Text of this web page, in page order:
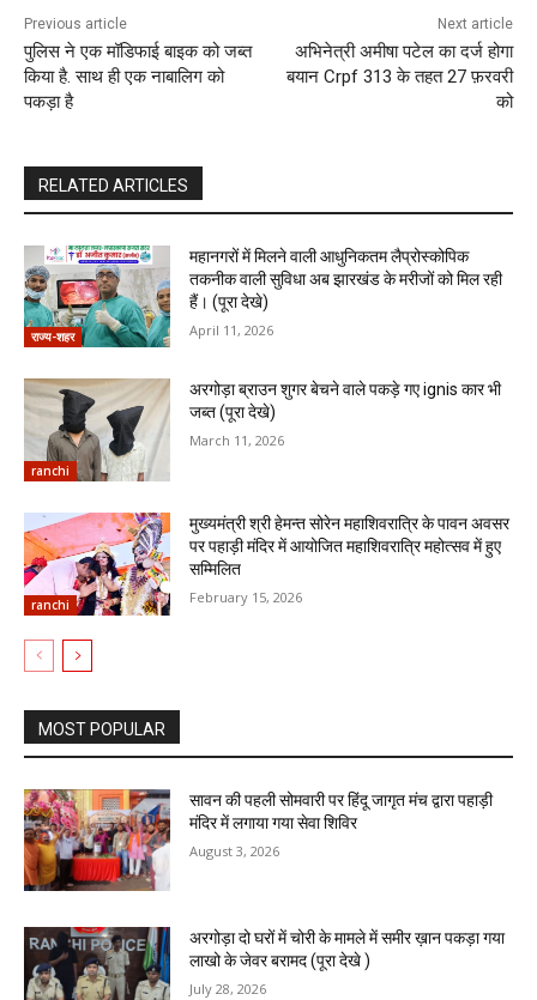
Previous article
पुलिस ने एक मॉडिफाई बाइक को जब्त
किया है. साथ ही एक नाबालिग को
पकड़ा है
Next article
अभिनेत्री अमीषा पटेल का दर्ज होगा
बयान Crpf 313 के तहत 27 फ़रवरी
को
RELATED ARTICLES
राज्य-शहर
महानगरों में मिलने वाली आधुनिकतम लैप्रोस्कोपिक
तकनीक वाली सुविधा अब झारखंड के मरीजों को मिल रही
हैं। (पूरा देखे)
April 11, 2026
ranchi
अरगोड़ा ब्राउन शुगर बेचने वाले पकड़े गए ignis कार भी
जब्त (पूरा देखे)
March 11, 2026
ranchi
मुख्यमंत्री श्री हेमन्त सोरेन महाशिवरात्रि के पावन अवसर
पर पहाड़ी मंदिर में आयोजित महाशिवरात्रि महोत्सव में हुए
सम्मिलित
February 15, 2026
MOST POPULAR
सावन की पहली सोमवारी पर हिंदू जागृत मंच द्वारा पहाड़ी
मंदिर में लगाया गया सेवा शिविर
August 3, 2026
अरगोड़ा दो घरों में चोरी के मामले में समीर ख़ान पकड़ा गया
लाखो के जेवर बरामद (पूरा देखे )
July 28, 2026